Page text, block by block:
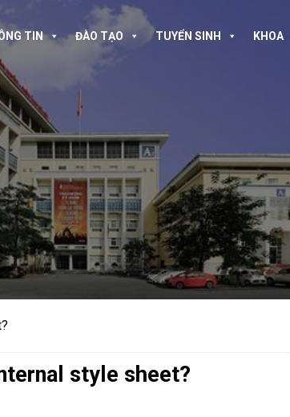
TIN ĐÀO TẠO TUYỂN SINH KHOA
style sheet?